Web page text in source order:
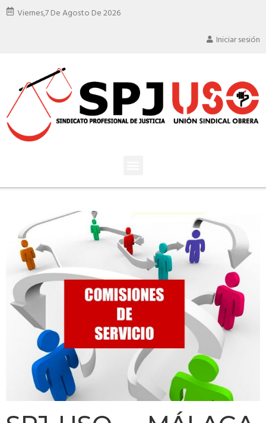
Viernes,7 De Agosto De 2026
Iniciar sesión